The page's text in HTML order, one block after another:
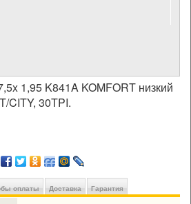
1,95 K841A KOMFORT низкий
CITY, 30TPI.
оплаты Доставка Гарантия